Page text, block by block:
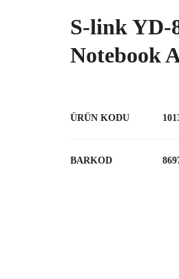
S-link YD-
Notebook
ÜRÜN KODU
BARKOD